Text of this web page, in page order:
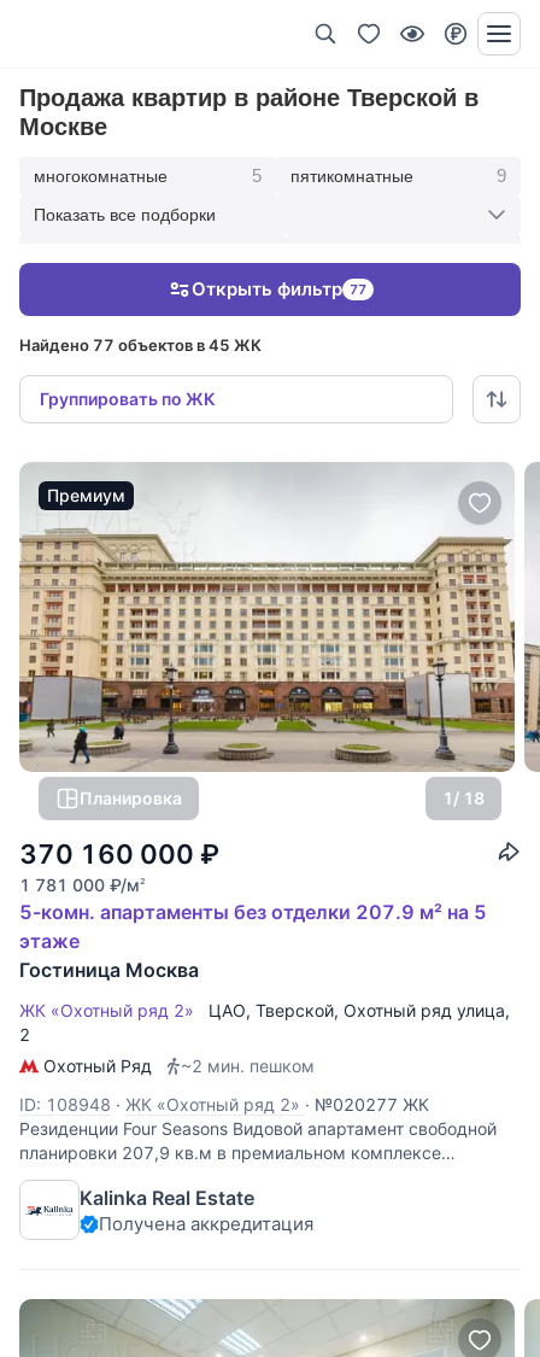
Продажа квартир в районе Тверской в
Москве
многокомнатные 5 пятикомнатные 9
17 Однокомнатные
Показать все подборки
Найдено 77 объектов в 45 ЖК
Группировать по ЖК
Открыть фильтр 77
Премиум
Планировка 1/ 18
370 160 000 ₽
1 781 000 ₽/м2
5-комн. апартаменты без отделки 207.9 м² на 5
этаже
Гостиница Москва
ЖК «Охотный ряд 2» ЦАО, Тверской, Охотный ряд улица,
2
Охотный Ряд
~2 мин. пешком
ID: 108948 · ЖК «Охотный ряд 2» · №020277 ЖК
Резиденции Four Seasons Видовой апартамент свободной
планировки 207,9 кв.м в премиальном комплексе
«Гостиница Москва». В апартаменте можно спланировать:
гостиную-столовую, четыре спальни, 3 ванные комнаты.
Панорамные окна в пол.
Kalinka Real Estate
Получена аккредитация